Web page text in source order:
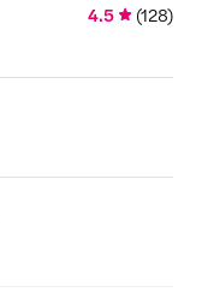
4.5 (128)